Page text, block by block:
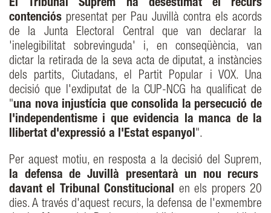
El Tribunal Suprem ha desestimat el recurs
contenciós presentat per Pau Juvillà contra els acords
de la Junta Electoral Central que van declarar la
'inelegibilitat sobrevinguda' i, en conseqüència, van
dictar la retirada de la seva acta de diputat, a instàncies
dels partits, Ciutadans, el Partit Popular i VOX. Una
decisió que l'exdiputat de la CUP-NCG ha qualificat de
"una nova injustícia que consolida la persecució de
l'independentisme i que evidencia la manca de la
llibertat d'expressió a l'Estat espanyol".
Per aquest motiu, en resposta a la decisió del Suprem,
la defensa de Juvillà presentarà un nou recurs
davant el Tribunal Constitucional en els propers 20
dies. A través d'aquest recurs, la defensa de l'exmembre